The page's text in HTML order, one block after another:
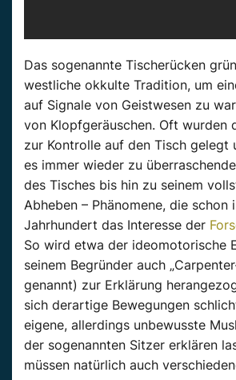
Das sogenannte Tischerücken
westliche okkulte Tradition, um
auf Signale von Geistwesen zu
von Klopfgeräuschen. Oft wurden
zur Kontrolle auf den Tisch gelegt
es immer wieder zu
des Tisches bis hin zu seinem
Abheben – Phänomene, die schon
Jahrhundert das Interesse der
So wird etwa der ideomotorische
seinem Begründer auch
genannt) zur Erklärung
sich derartige Bewegungen
eigene, allerdings unbewusste
der sogenannten Sitzer erklären
müssen natürlich auch